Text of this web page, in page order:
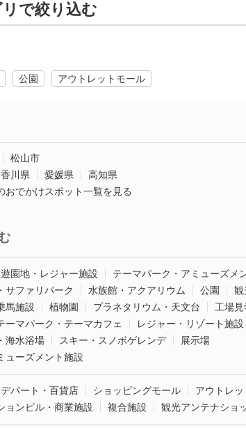
で絞り込む
公園 アウトレットモール
松山市
香川県 愛媛県
高知県
おでかけスポット一覧を見る
遊園地・レジャー施設
テーマパーク・アミューズメ
サファリパーク
水族館・アクアリウム 公園
観
馬施設
植物園 プラネタリウム・天文台 工場見
ーマパーク・テーマカフェ
レジャー・リゾート施設
海水浴場
スキー・スノボゲレンデ
展示場
ューズメント施設
デパート・百貨店 ショッピングモール
アウトレ
ョンビル・商業施設
複合施設 観光アンテナショ